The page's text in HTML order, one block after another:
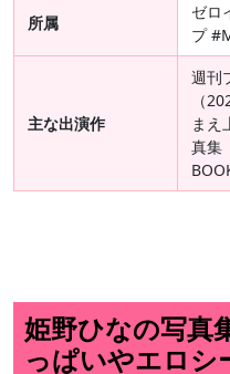
所属
ゼロ
プ
主な出演作
週刊
（
まえ
真集
姫野ひなの写真
っぱいやエロシ